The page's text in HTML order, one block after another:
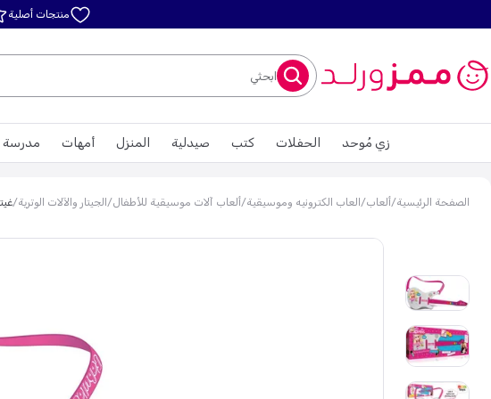
منتجات أصلية
ابحثي
مدرسة أمهات المنزل صيدلية كتب الحفلات زي مُوحد
الصفحة الرئيسية/ألعاب/ العاب الكترونيه​ وموسيقية/ألعاب آلات موسيقية للأطفال/ الجيتار والآلات الوترية/